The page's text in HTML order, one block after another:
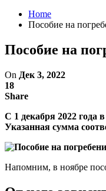
Home
Пособие на
Пособие на
On Дек 3, 2022
18
Share
С 1 декабря 2022 года
Указанная сумма
Напомним, в ноябре